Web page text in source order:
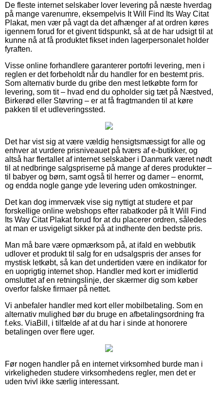
De fleste internet selskaber lover levering på næste hverdag
på mange varenumre, eksempelvis It Will Find Its Way Citat
Plakat, men vær på vagt da det afhænger af at ordren køres
igennem forud for et givent tidspunkt, så at de har udsigt til at
kunne nå at få produktet fikset inden lagerpersonalet holder
fyraften.
Visse online forhandlere garanterer portofri levering, men i
reglen er det forbeholdt når du handler for en bestemt pris.
Som alternativ burde du gribe den mest letkøbte form for
levering, som tit – hvad end du opholder sig tæt på Næstved,
Birkerød eller Støvring – er at få fragtmanden til at køre
pakken til et udleveringssted.
Det har vist sig at være vældig hensigtsmæssigt for alle og
enhver at vurdere prisniveauet på tværs af e-butikker, og
altså har flertallet af internet selskaber i Danmark været nødt
til at nedbringe salgspriserne på mange af deres produkter –
til babyer og børn, samt også til herrer og damer – enormt,
og endda nogle gange yde levering uden omkostninger.
Det kan dog immervæk vise sig nyttigt at studere et par
forskellige online webshops efter rabatkoder på It Will Find
Its Way Citat Plakat forud for at du placerer ordren, således
at man er usvigeligt sikker på at indhente den bedste pris.
Man må bare være opmærksom på, at ifald en webbutik
udlover et produkt til salg for en udsalgspris der anses for
mystisk letkøbt, så kan det undertiden være en indikator for
en uoprigtig internet shop. Handler med kort er imidlertid
omsluttet af en retningslinje, der skærmer dig som køber
overfor falske firmaer på nettet.
Vi anbefaler handler med kort eller mobilbetaling. Som en
alternativ mulighed bør du bruge en afbetalingsordning fra
f.eks. ViaBill, i tilfælde af at du har i sinde at honorere
betalingen over flere uger.
Før nogen handler på en internet virksomhed burde man i
virkeligheden studere virksomhedens regler, men det er
uden tvivl ikke særlig interessant.